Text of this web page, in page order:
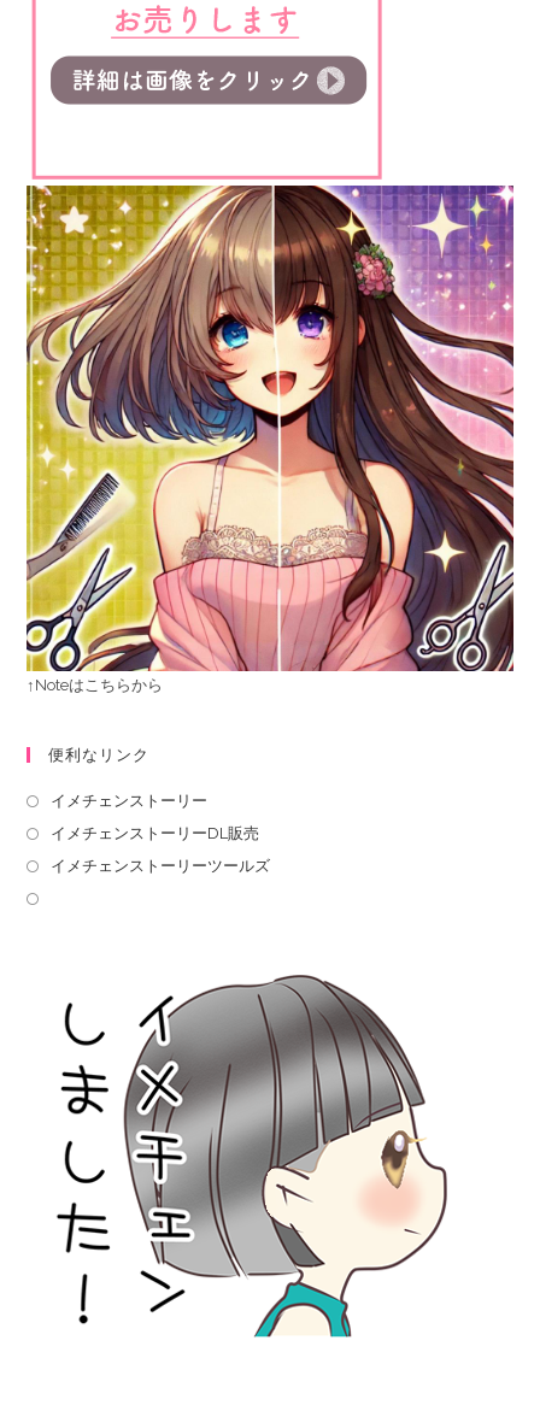
↑Noteはこちらから
便利なリンク
イメチェンストーリー
イメチェンストーリーDL販売
イメチェンストーリーツールズ